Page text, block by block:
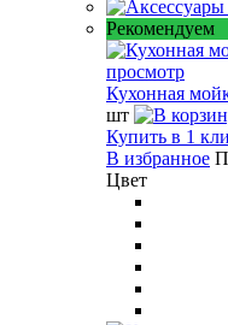
Рекомендуем
просмотр
Кухонная
шт
Купить в 1
В избранное
Цвет